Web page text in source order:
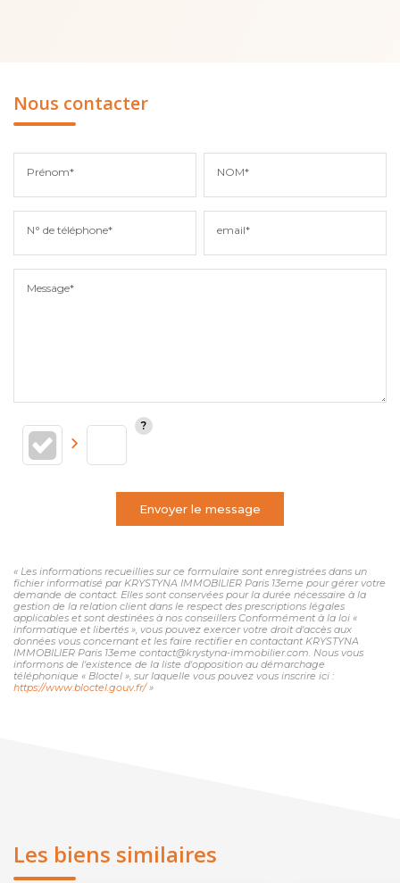
Nous contacter
Prénom* NOM*
N° de téléphone* email*
Message*
Envoyer le message
« Les informations recueillies sur ce formulaire sont enregistrées dans un
fichier informatisé par KRYSTYNA IMMOBILIER Paris 13eme pour gérer votre
demande de contact. Elles sont conservées pour la durée nécessaire à la
gestion de la relation client dans le respect des prescriptions légales
applicables et sont destinées à nos conseillers Conformément à la loi «
informatique et libertés », vous pouvez exercer votre droit d'accès aux
données vous concernant et les faire rectifier en contactant KRYSTYNA
IMMOBILIER Paris 13eme contact@krystyna-immobilier.com. Nous vous
informons de l'existence de la liste d'opposition au démarchage
téléphonique « Bloctel », sur laquelle vous pouvez vous inscrire ici :
https://www.bloctel.gouv.fr/»
Les biens similaires